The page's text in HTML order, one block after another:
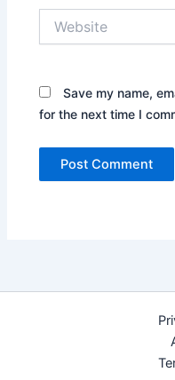
Save my name,
for the next time I